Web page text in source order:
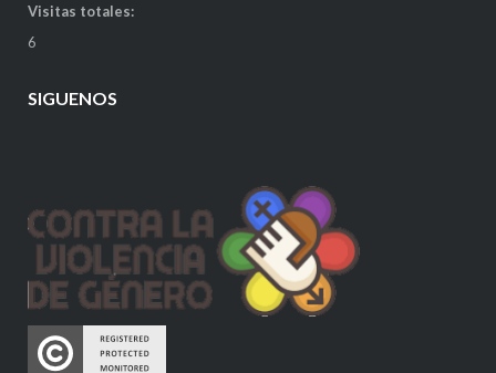
Visitas totales:
6
SIGUENOS